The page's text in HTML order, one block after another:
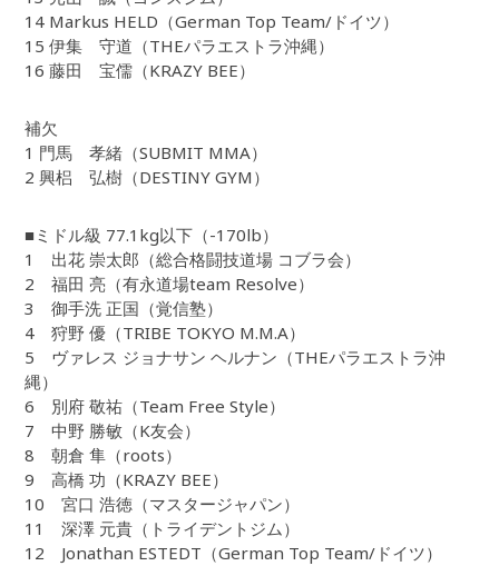
14 Markus HELD（German Top Team/ドイツ）
15 伊集 守道（THEパラエストラ沖縄）
16 藤田 宝儒（KRAZY BEE）
補欠
1 門馬 孝緒（SUBMIT MMA）
2 興梠 弘樹（DESTINY GYM）
■ミドル級 77.1kg以下（-170lb）
1 出花 崇太郎（総合格闘技道場 コブラ会）
2 福田 亮（有永道場team Resolve）
3 御手洗 正国（覚信塾）
4 狩野 優（TRIBE TOKYO M.M.A）
5 ヴァレス ジョナサン ヘルナン（THEパラエストラ沖
縄）
6 別府 敬祐（Team Free Style）
7 中野 勝敏（K友会）
8 朝倉 隼（roots）
9 高橋 功（KRAZY BEE）
10 宮口 浩徳（マスタージャパン）
11 深澤 元貴（トライデントジム）
12 Jonathan ESTEDT（German Top Team/ドイツ）